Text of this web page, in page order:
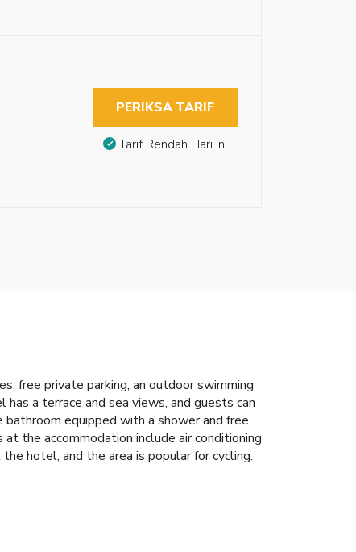
PERIKSA TARIF
Tarif Rendah Hari Ini
free private parking, an outdoor swimming
a terrace and sea views, and guests can
equipped with a shower and free
the accommodation include air conditioning
hotel, and the area is popular for cycling.